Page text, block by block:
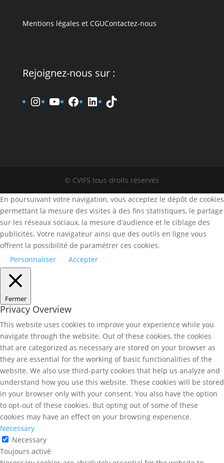
Mentions légales et CGUContactez-nous
Rejoignez-nous sur :
www.instagram.fr/cvifs
YouTube
www.facebook.fr/cvifs
www.linkedin.fr/
TikTok
© CVIFS tous droits réservés
En poursuivant votre navigation, vous acceptez le dépôt de cookies
permettant la mesure des visites à des fins statistiques, le partage
sur les réseaux sociaux, la mesure d’audience et le ciblage des
publicités. Votre navigateur ainsi que des outils en ligne vous
offrent la possibilité de paramétrer ces cookies.
Personnaliser
Accepter
Fermer
Privacy Overview
This website uses cookies to improve your experience while you
navigate through the website. Out of these cookies, the cookies
that are categorized as necessary are stored on your browser as
they are essential for the working of basic functionalities of the
website. We also use third-party cookies that help us analyze and
understand how you use this website. These cookies will be stored
in your browser only with your consent. You also have the option
to opt-out of these cookies. But opting out of some of these
cookies may have an effect on your browsing experience.
Necessary
Necessary
Toujours activé